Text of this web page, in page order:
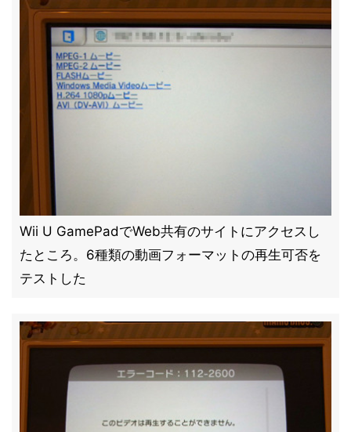
Wii U GamePadでWeb共有のサイトにアクセスし
たところ。6種類の動画フォーマットの再生可否を
テストした